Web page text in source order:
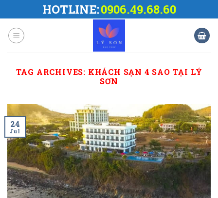
to
content
HOTLINE:0906.49.68.60
TAG ARCHIVES: KHÁCH SẠN 4 SAO TẠI LÝ
SƠN
24
Jul